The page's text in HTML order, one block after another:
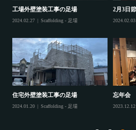
工場外壁塗装工事の足場
2024.02.27 Scaffolding - 足場
2月3日
2024.02.03
住宅外壁塗装工事の足場
2024.01.20 Scaffolding - 足場
忘年会
2023.12.12